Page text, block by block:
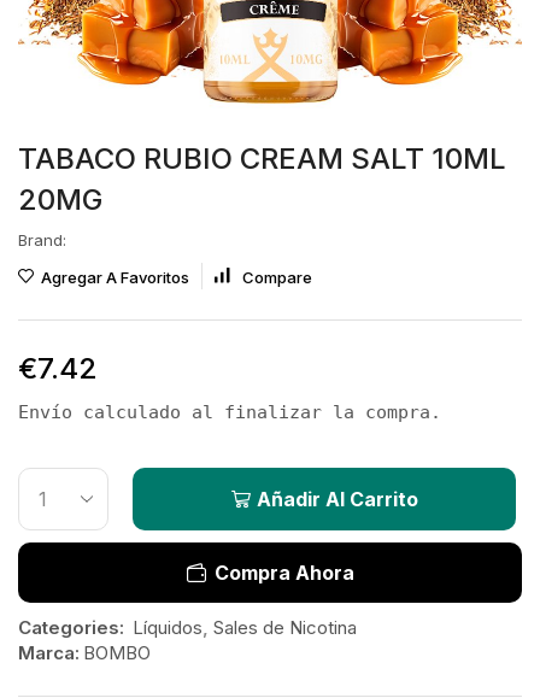
TABACO RUBIO CREAM SALT 10ML
20MG
Brand:
Agregar A Favoritos
Compare
€7.42
Envío calculado al finalizar la compra.
Añadir Al Carrito
Compra Ahora
Categories: Líquidos, Sales de Nicotina
Marca: BOMBO